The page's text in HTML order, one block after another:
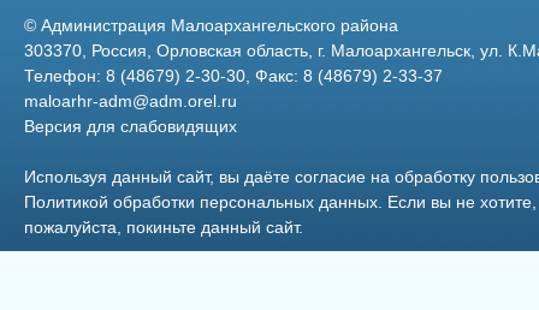
© Администрация Малоархангельского района
303370, Россия, Орловская область, г. Малоархангельск, ул.
Телефон: 8 (48679) 2-30-30, Факс: 8 (48679) 2-33-37
maloarhr-adm@adm.orel.ru
Версия для слабовидящих
Используя данный сайт, вы даёте согласие на обработку
Политикой обработки персональных данных . Если вы не
пожалуйста, покиньте данный сайт.